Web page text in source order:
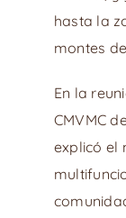
hasta la
montes
En la
CMVMC
explicó el